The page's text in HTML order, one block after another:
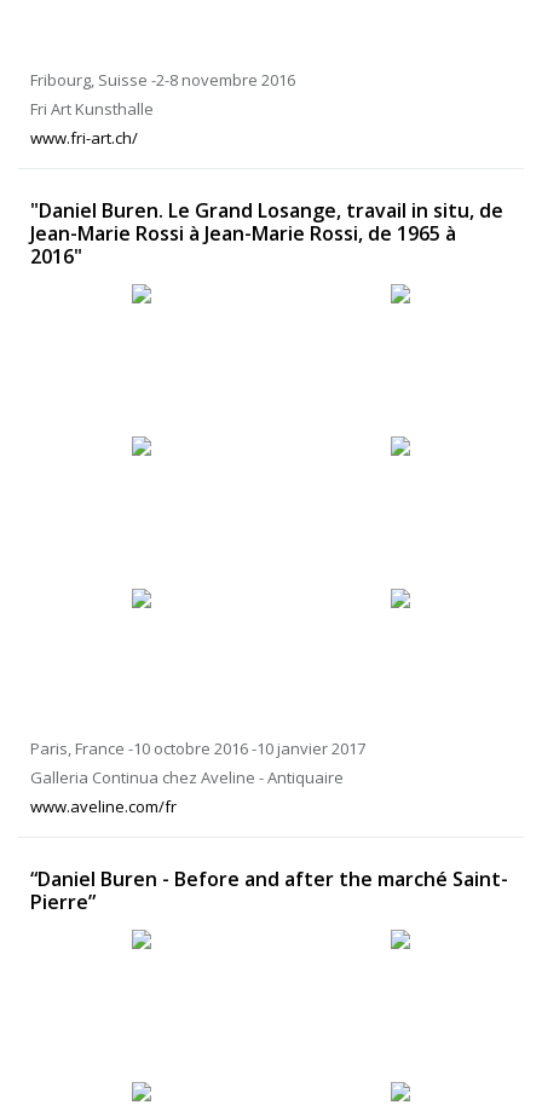
Fribourg, Suisse -2-8 novembre 2016
Fri Art Kunsthalle
www.fri-art.ch/
"Daniel Buren. Le Grand Losange, travail in situ, de
Jean-Marie Rossi à Jean-Marie Rossi, de 1965 à
2016"
Paris, France -10 octobre 2016 -10 janvier 2017
Galleria Continua chez Aveline - Antiquaire
www.aveline.com/fr
“Daniel Buren - Before and after the marché Saint-
Pierre”